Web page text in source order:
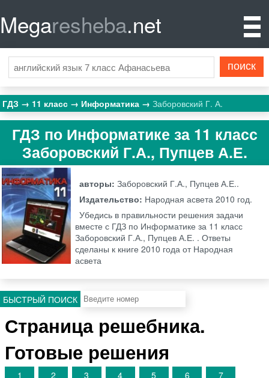
Megaresheba.net
ГДЗ 11 класс Информатика Заборовский Г. А.
ГДЗ по Информатике за 11 класс
Заборовский Г.А., Пупцев А.Е.
авторы:Заборовский Г.А., Пупцев А.Е..
Издательство: Народная асвета 2010 год.
Убедись в правильности решения задачи
вместе с ГДЗ по Информатике за 11 класс
Заборовский Г.А., Пупцев А.Е. . Ответы
сделаны к книге 2010 года от Народная
асвета
БЫСТРЫЙ ПОИСК
Страница решебника.
Готовые решения
1 2 3 4 5 6
7